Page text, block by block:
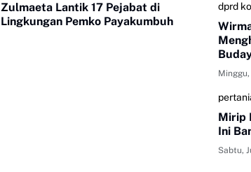
Zulmaeta Lantik 17 Pejabat di
Lingkungan Pemko Payakumbuh
dprd
Mirip
Ini
Sabtu,